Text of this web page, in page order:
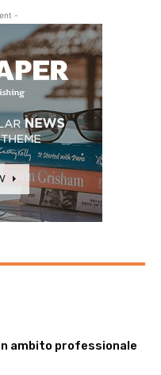
-
ambito professionale